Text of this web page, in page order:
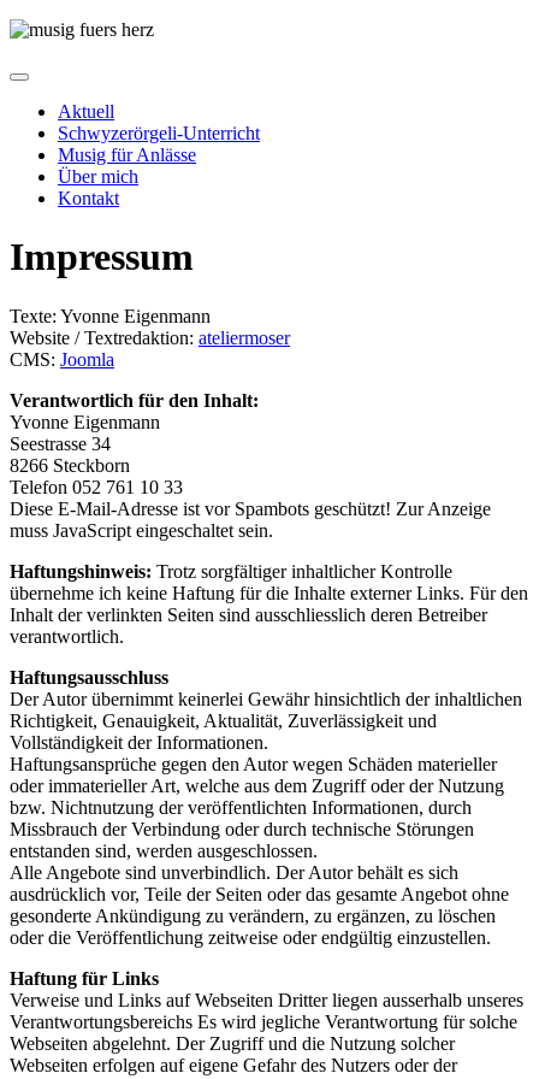
Aktuell
Schwyzerörgeli-Unterricht
Musig für Anlässe
Über mich
Kontakt
Impressum
Texte: Yvonne Eigenmann
Website / Textredaktion: ateliermoser
CMS: Joomla
Verantwortlich für den Inhalt:
Yvonne Eigenmann
Seestrasse 34
8266 Steckborn
Telefon 052 761 10 33
Diese E-Mail-Adresse ist vor Spambots geschützt! Zur Anzeige
muss JavaScript eingeschaltet sein.
Haftungshinweis: Trotz sorgfältiger inhaltlicher Kontrolle
übernehme ich keine Haftung für die Inhalte externer Links. Für den
Inhalt der verlinkten Seiten sind ausschliesslich deren Betreiber
verantwortlich.
Haftungsausschluss
Der Autor übernimmt keinerlei Gewähr hinsichtlich der inhaltlichen
Richtigkeit, Genauigkeit, Aktualität, Zuverlässigkeit und
Vollständigkeit der Informationen.
Haftungsansprüche gegen den Autor wegen Schäden materieller
oder immaterieller Art, welche aus dem Zugriff oder der Nutzung
bzw. Nichtnutzung der veröffentlichten Informationen, durch
Missbrauch der Verbindung oder durch technische Störungen
entstanden sind, werden ausgeschlossen.
Alle Angebote sind unverbindlich. Der Autor behält es sich
ausdrücklich vor, Teile der Seiten oder das gesamte Angebot ohne
gesonderte Ankündigung zu verändern, zu ergänzen, zu löschen
oder die Veröffentlichung zeitweise oder endgültig einzustellen.
Haftung für Links
Verweise und Links auf Webseiten Dritter liegen ausserhalb unseres
Verantwortungsbereichs Es wird jegliche Verantwortung für solche
Webseiten abgelehnt. Der Zugriff und die Nutzung solcher
Webseiten erfolgen auf eigene Gefahr des Nutzers oder der